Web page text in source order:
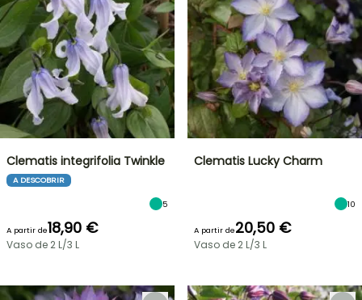
Clematis integrifolia Twinkle
A DESCOBRIR
5
A partir de18,90 €
Vaso de 2 L/3 L
Clematis Lucky Charm
10
A partir de20,50 €
Vaso de 2 L/3 L